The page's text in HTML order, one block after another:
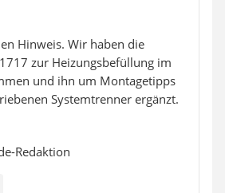
Hinweis. Wir haben die
zur Heizungsbefüllung im
und ihn um Montagetipps
Systemtrenner ergänzt.
Redaktion